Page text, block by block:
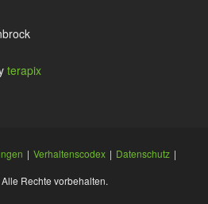
terapix
| Verhaltenscodex | Datenschutz |
Rechte vorbehalten.